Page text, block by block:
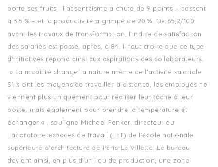
porté ses fruits : l’absentéisme a chuté de 9 points – passant
à 3,5 % – et la productivité a grimpé de 20 %. De 65,2/100
avant les travaux de transformation, l’indice de satisfaction
des salariés est passé, après, à 84. Il faut croire que ce type
d’initiatives répond ainsi aux aspirations des collaborateurs.
» La mobilité change la nature même de l’activité salariale.
S’ils ont les moyens de travailler à distance, les employés ne
viennent plus uniquement pour réaliser leur tâche à leur
poste, mais également pour prendre la température et
échanger « , souligne Michael Fenker, directeur du
Laboratoire espaces de travail (LET) de l’école nationale
supérieure d’architecture de Paris-La Villette. Le bureau
devient ainsi, en plus d’un lieu de production, une zone